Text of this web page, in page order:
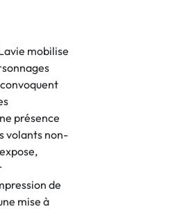
mobilise
présence
volants non-
de
mise à